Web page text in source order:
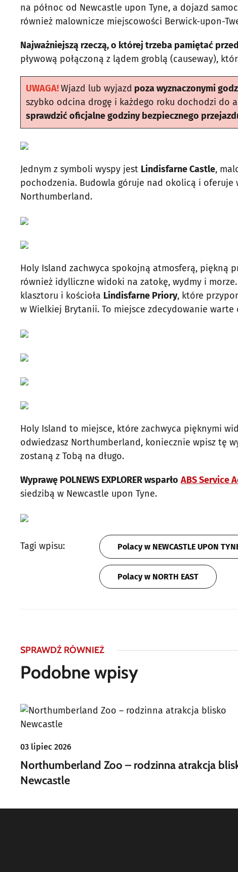
na północ od Newcastle upon Tyne, a dojazd
również malownicze miejscowości Berwick-upon-
Najważniejszą rzeczą, o której trzeba pamiętać
pływową połączoną z lądem groblą (causeway),
UWAGA!Wjazd lub wyjazd poza wyznaczonymi
szybko odcina drogę i każdego roku dochodzi do
sprawdzić oficjalne godziny bezpiecznego
Jednym z symboli wyspy jest Lindisfarne Castle,
pochodzenia. Budowla góruje nad okolicą i oferuje
Northumberland.
Holy Island zachwyca spokojną atmosferą, piękną
również idylliczne widoki na zatokę, wydmy i
klasztoru i kościoła Lindisfarne Priory, które
w Wielkiej Brytanii. To miejsce zdecydowanie warte
Holy Island to miejsce, które zachwyca pięknymi
odwiedzasz Northumberland, koniecznie wpisz tę
zostaną z Tobą na długo.
Wyprawę POLNEWS EXPLORER wsparło ABS Service
siedzibą w Newcastle upon Tyne.
Tagi wpisu: Polacy w NEWCASTLE UPON
Polacy w NORTH EAST
SPRAWDŹ RÓWNIEŻ
Podobne wpisy
03 lipiec 2026
Northumberland Zoo – rodzinna atrakcja
Newcastle